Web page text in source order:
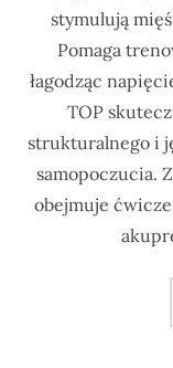
stymulują
Pomaga
łagodząc
TOP
strukturalnego i
samopoczucia.
obejmuje